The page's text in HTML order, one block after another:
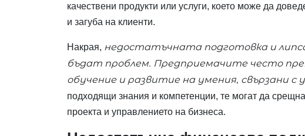
качествени продукти или услуги, което може да
и загуба на клиенти.
Накрая, недостатъчната подготовка и
бъдат проблем. Предприемачите често
обучение и развитие на умения, свързани с
подходящи знания и компетенции, те могат да
проекта и управлението на бизнеса.